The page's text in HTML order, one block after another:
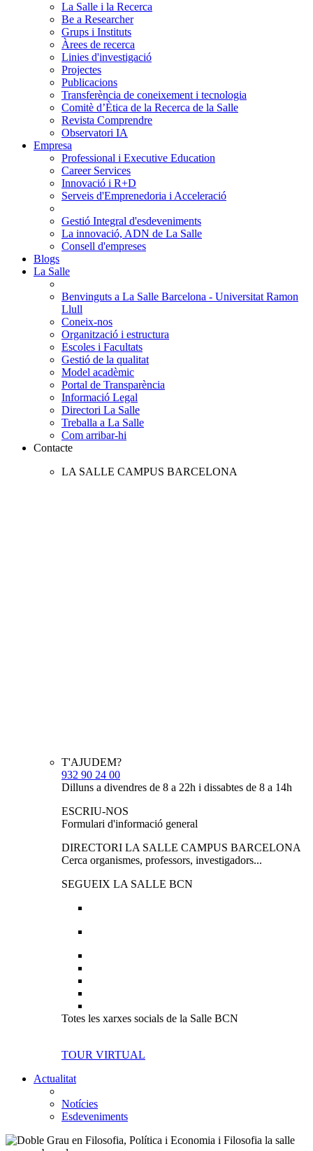
La Salle i la Recerca
Be a Researcher
Grups i Instituts
Àrees de recerca
Linies d'investigació
Projectes
Publicacions
Transferència de coneixement i tecnologia
Comitè d’Ètica de la Recerca de la Salle
Revista Comprendre
Observatori IA
Empresa
Professional i Executive Education
Career Services
Innovació i R+D
Serveis d'Emprenedoria i Acceleració
Gestió Integral d'esdeveniments
La innovació, ADN de La Salle
Consell d'empreses
Blogs
La Salle
Benvinguts a La Salle Barcelona - Universitat Ramon
Llull
Coneix-nos
Organització i estructura
Escoles i Facultats
Gestió de la qualitat
Model acadèmic
Portal de Transparència
Informació Legal
Directori La Salle
Treballa a La Salle
Com arribar-hi
Contacte
LA SALLE CAMPUS BARCELONA
T'AJUDEM?
932 90 24 00
Dilluns a divendres de 8 a 22h i dissabtes de 8 a 14h
ESCRIU-NOS
Formulari d'informació general
DIRECTORI LA SALLE CAMPUS BARCELONA
Cerca organismes, professors, investigadors...
SEGUEIX LA SALLE BCN
Totes les xarxes socials de la Salle BCN
TOUR VIRTUAL
Actualitat
Notícies
Esdeveniments